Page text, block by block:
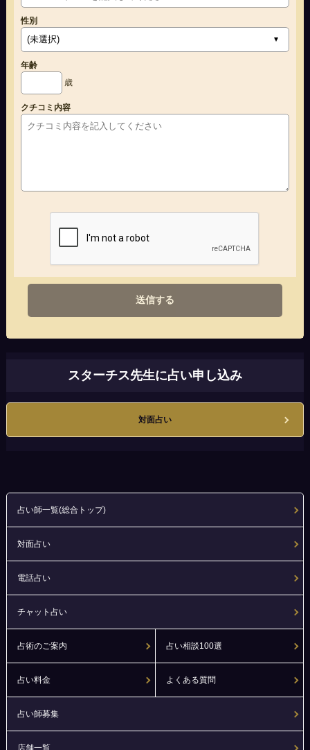
性別
年齢
歳
クチコミ内容
送信する
スターチス先生に占い申し込み
対面占い
占い師一覧(総合トップ)
対面占い
電話占い
チャット占い
占術のご案内 占い相談100選
占い料金 よくある質問
占い師募集
店舗一覧